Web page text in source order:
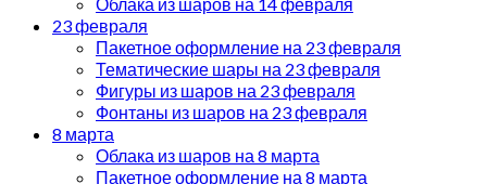
23 февраля
Пакетное оформление на 23 февраля
Тематические шары на 23 февраля
Фигуры из шаров на 23 февраля
Фонтаны из шаров на 23 февраля
8 марта
Облака из шаров на 8 марта
Пакетное оформление на 8 марта